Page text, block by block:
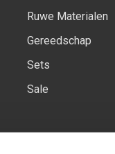
Ruwe Materialen
Gereedschap
Sets
Sale